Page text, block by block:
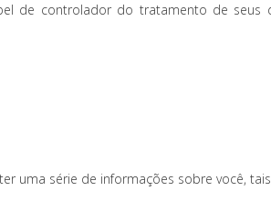
de controlador do tratamento de seus
uma série de informações sobre você,